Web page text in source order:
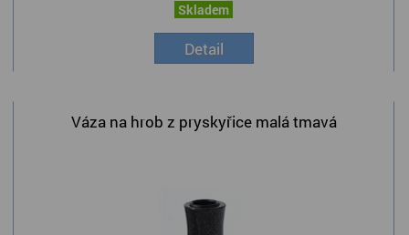
Skladem
Detail
Váza na hrob z pryskyřice malá tmavá